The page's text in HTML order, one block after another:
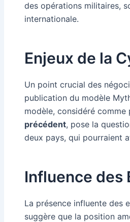
des opérations militaires,
internationale.
Enjeux de la
Un point crucial des
publication du modèle
modèle, considéré comme
précédent, pose la
deux pays, qui pourraient
Influence des
La présence influente des
suggère que la position